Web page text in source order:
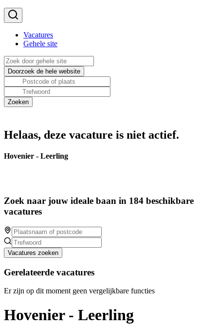
Vacatures
Gehele site
Helaas, deze vacature is niet actief.
Hovenier - Leerling
Zoek naar jouw ideale baan in 184 beschikbare
vacatures
Vacatures zoeken
Gerelateerde vacatures
Er zijn op dit moment geen vergelijkbare functies
Hovenier - Leerling